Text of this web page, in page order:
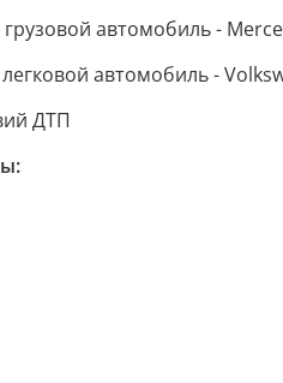
автомобиль -
автомобиль -
ДТП